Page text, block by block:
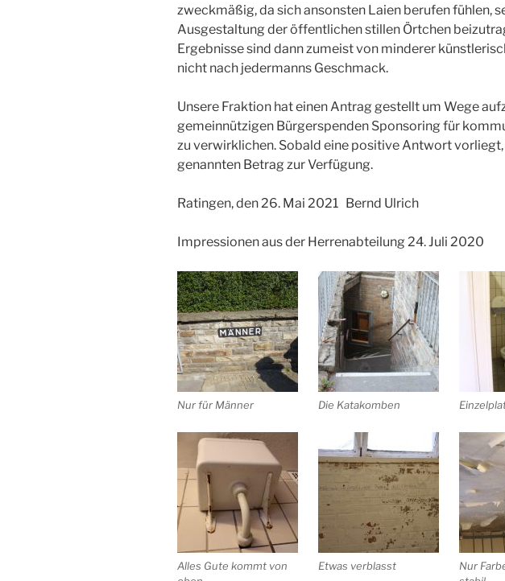
zweckmäßig, da sich ansonsten Laien berufen fühlen,
Ausgestaltung der öffentlichen stillen Örtchen
Ergebnisse sind dann zumeist von minderer
nicht nach jedermanns Geschmack.
Unsere Fraktion hat einen Antrag gestellt um Wege
gemeinnützigen Bürgerspenden Sponsoring für
zu verwirklichen. Sobald eine positive Antwort
genannten Betrag zur Verfügung.
Ratingen, den 26. Mai 2021 Bernd Ulrich
Impressionen aus der Herrenabteilung 24. Juli 2020
Nur für Männer Die Katakomben
Alles Gute kommt von
Etwas verblasst
Nur